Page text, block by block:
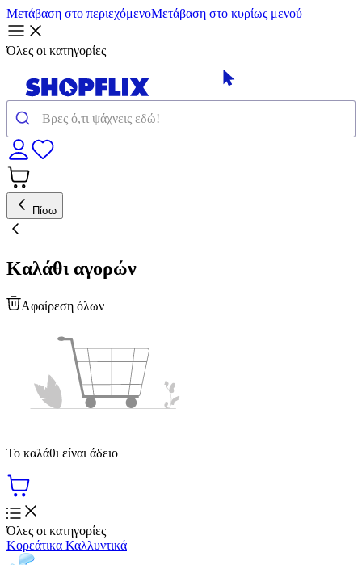
Μετάβαση στο περιεχόμενοΜετάβαση στο κυρίως μενού
Όλες οι κατηγορίες
Πίσω
Καλάθι αγορών
Αφαίρεση όλων
Το καλάθι είναι άδειο
Όλες οι κατηγορίες
Κορεάτικα Καλλυντικά